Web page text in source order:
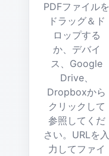
PDFファイルを
ドラッグ＆ド
ロップする
か、デバイ
ス、Google
Drive、
Dropboxから
クリックして
参照してくだ
さい。URLを入
力してファイ